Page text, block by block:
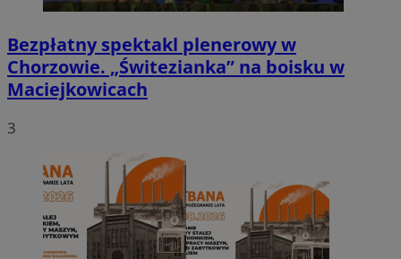
Bezpłatny spektakl plenerowy w
Chorzowie. „Świtezianka” na boisku w
Maciejkowicach
3